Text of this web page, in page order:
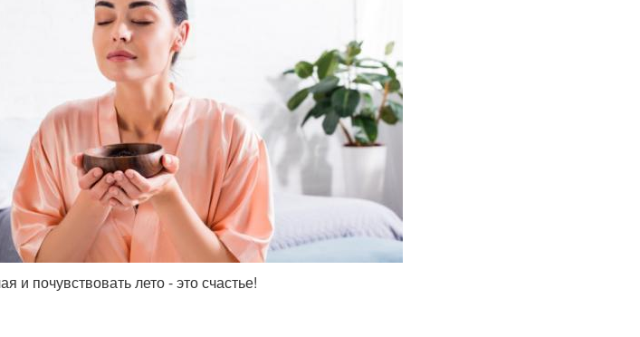
и почувствовать лето - это счастье!